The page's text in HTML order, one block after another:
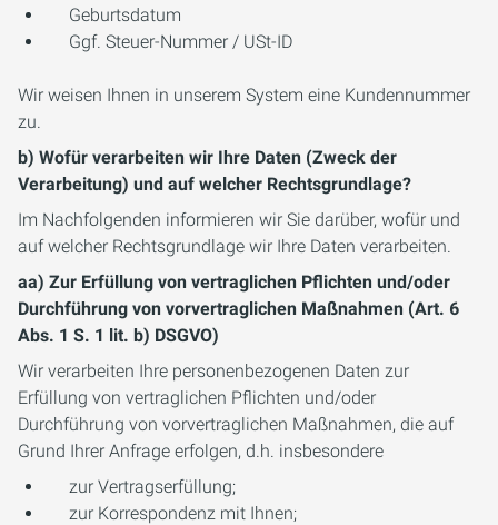
Geburtsdatum
Ggf. Steuer-Nummer / USt-ID
Wir weisen Ihnen in unserem System eine Kundennummer
zu.
b) Wofür verarbeiten wir Ihre Daten (Zweck der
Verarbeitung) und auf welcher Rechtsgrundlage?
Im Nachfolgenden informieren wir Sie darüber, wofür und
auf welcher Rechtsgrundlage wir Ihre Daten verarbeiten.
aa) Zur Erfüllung von vertraglichen Pflichten und/oder
Durchführung von vorvertraglichen Maßnahmen (Art. 6
Abs. 1 S. 1 lit. b) DSGVO)
Wir verarbeiten Ihre personenbezogenen Daten zur
Erfüllung von vertraglichen Pflichten und/oder
Durchführung von vorvertraglichen Maßnahmen, die auf
Grund Ihrer Anfrage erfolgen, d.h. insbesondere
zur Vertragserfüllung;
zur Korrespondenz mit Ihnen;